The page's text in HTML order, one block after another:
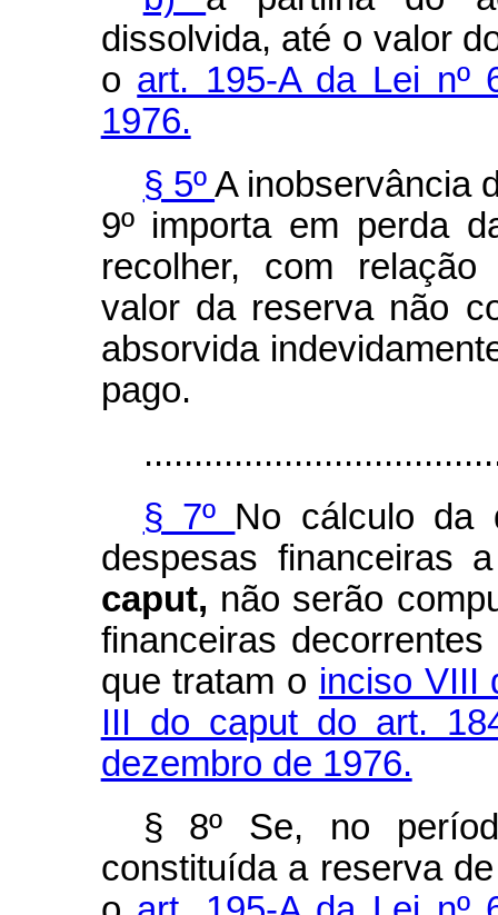
dissolvida, até o valor
o art. 195-A da Lei nº
1976.
§ 5ºA inobservância
9º importa em perda
recolher, com
valor da reserva não
absorvida
pago.
§ 7º No cálculo da
despesas financeiras
caput, não serão
financeiras
que tratam o inciso VIII
III do caput do art.
dezembro de 1976.
§ 8º Se, no
constituída a reserva